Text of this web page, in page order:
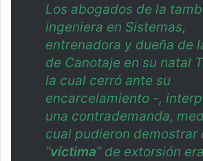
Los abogados de la
ingeniera en Sistemas,
entrenadora y dueña de
de Canotaje en su natal
la cual cerró ante su
encarcelamiento -,
una contrademanda,
cual pudieron demostrar
“víctima” de extorsión era